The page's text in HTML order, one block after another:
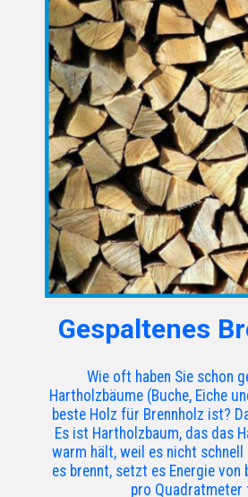
Gespaltenes
Wie oft haben Sie schon
Hartholzbäume (Buche, Eiche
beste Holz für Brennholz ist?
Es ist Hartholzbaum, das das
warm hält, weil es nicht schnell
es brennt, setzt es Energie von
pro Quadratmeter